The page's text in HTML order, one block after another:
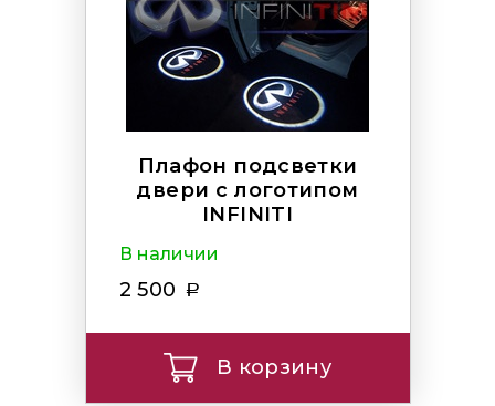
Плафон подсветки
двери с логотипом
INFINITI
В наличии
2 500
В корзину